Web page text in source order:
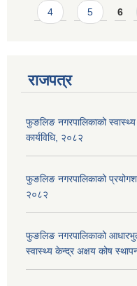
4 5 6
राजपत्र
फुङलिङ नगरपालिकाको
कार्यविधि, २०८२
फुङलिङ नगरपालिकाको
२०८२
फुङलिङ नगरपालिकाको
स्वास्थ्य केन्द्र अक्षय कोष